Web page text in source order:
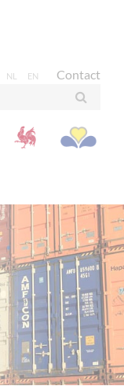
NL EN Contact